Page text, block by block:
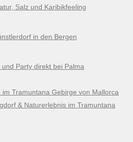
Salz und Karibikfeeling
in den Bergen
Party direkt bei Palma
Tramuntana Gebirge von Mallorca
& Naturerlebnis im Tramuntana